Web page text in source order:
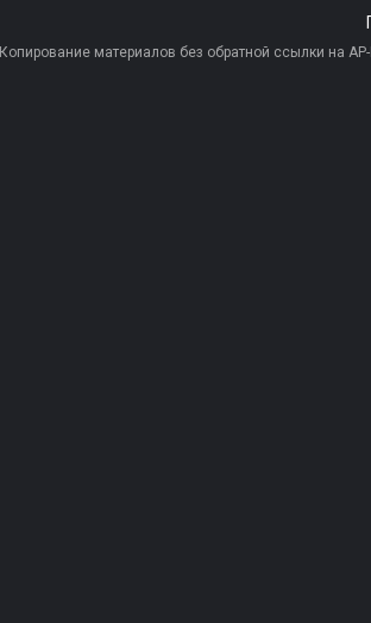
Копирование материалов без обратной ссылки на